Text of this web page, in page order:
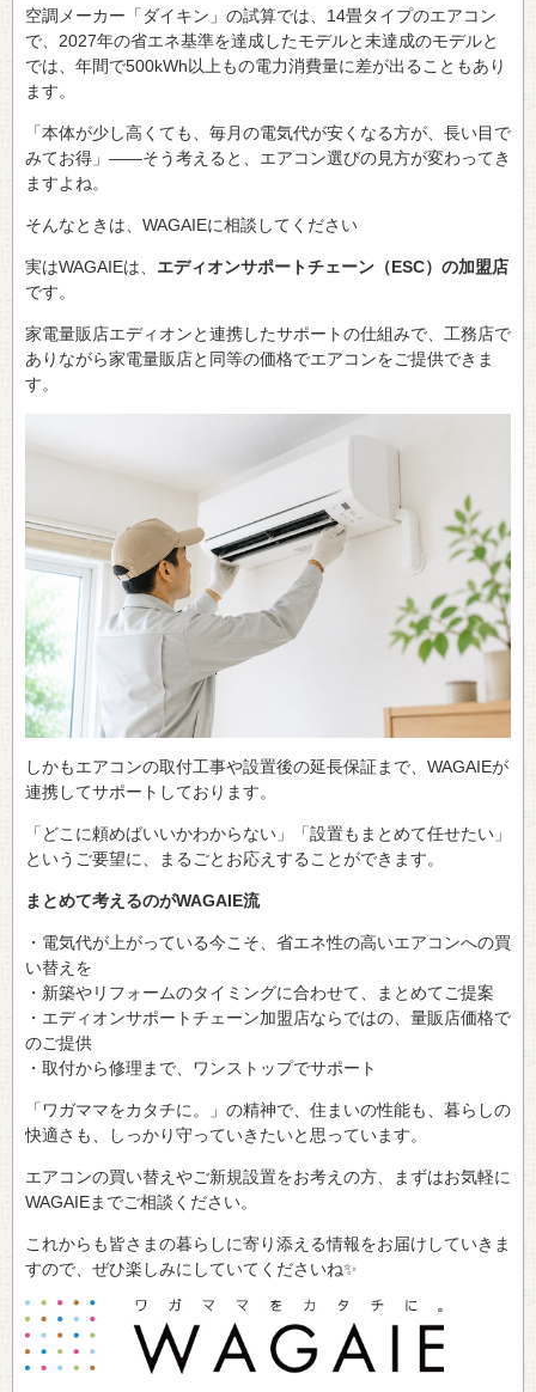
空調メーカー「ダイキン」の試算では、14畳タイプのエアコン
で、2027年の省エネ基準を達成したモデルと未達成のモデルと
では、年間で500kWh以上もの電力消費量に差が出ることもあり
ます。
「本体が少し高くても、毎月の電気代が安くなる方が、長い目で
みてお得」——そう考えると、エアコン選びの見方が変わってき
ますよね。
そんなときは、WAGAIEに相談してください
実はWAGAIEは、 エディオンサポートチェーン（ESC）の加盟店
です。
家電量販店エディオンと連携したサポートの仕組みで、工務店で
ありながら家電量販店と同等の価格でエアコンをご提供できま
す。
しかもエアコンの取付工事や設置後の延長保証まで、WAGAIEが
連携してサポートしております。
「どこに頼めばいいかわからない」「設置もまとめて任せたい」
というご要望に、まるごとお応えすることができます。
まとめて考えるのがWAGAIE流
・電気代が上がっている今こそ、省エネ性の高いエアコンへの買
い替えを
・新築やリフォームのタイミングに合わせて、まとめてご提案
・エディオンサポートチェーン加盟店ならではの、量販店価格で
のご提供
・取付から修理まで、ワンストップでサポート
「ワガママをカタチに。」の精神で、住まいの性能も、暮らしの
快適さも、しっかり守っていきたいと思っています。
エアコンの買い替えやご新規設置をお考えの方、まずはお気軽に
WAGAIEまでご相談ください。
これからも皆さまの暮らしに寄り添える情報をお届けしていきま
すので、ぜひ楽しみにしていてくださいね✨